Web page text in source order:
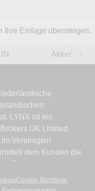
Ihre Einlage übersteigen.
Aktien im
Cookie Richtlinie